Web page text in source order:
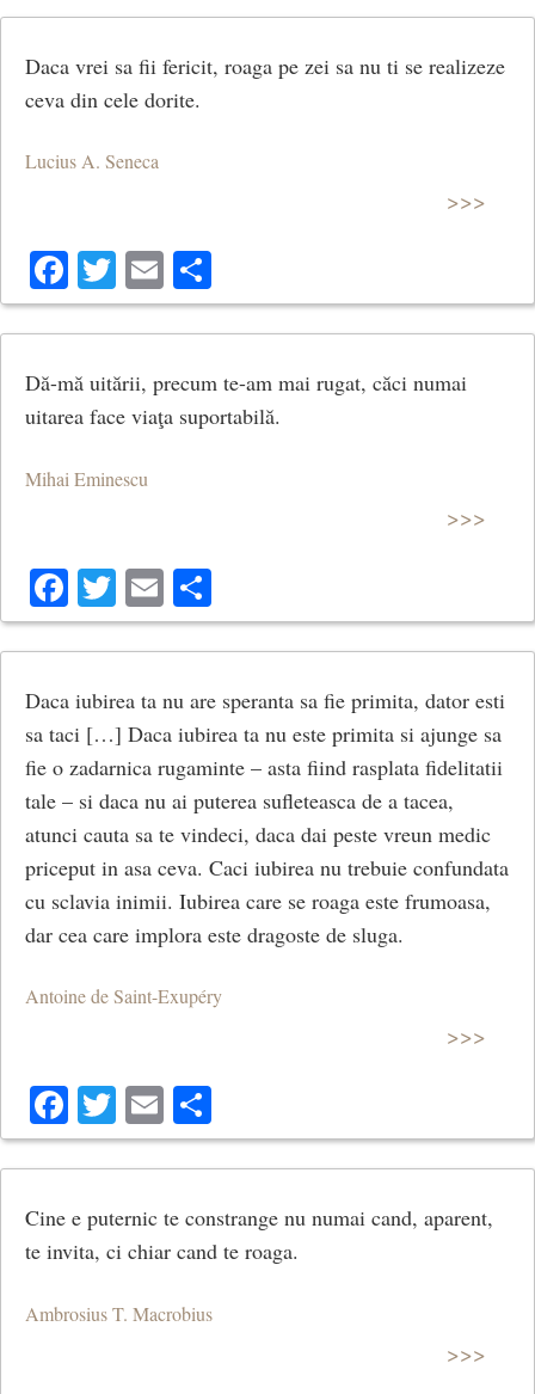
Daca vrei sa fii fericit, roaga pe zei sa nu ti se realizeze
ceva din cele dorite.
Lucius A. Seneca
>>>
Facebook
Twitter
Email
Dă-mă uitării, precum te-am mai rugat, căci numai
uitarea face viaţa suportabilă.
Mihai Eminescu
>>>
Facebook
Twitter
Email
Daca iubirea ta nu are speranta sa fie primita, dator esti
sa taci […] Daca iubirea ta nu este primita si ajunge sa
fie o zadarnica rugaminte – asta fiind rasplata fidelitatii
tale – si daca nu ai puterea sufleteasca de a tacea,
atunci cauta sa te vindeci, daca dai peste vreun medic
priceput in asa ceva. Caci iubirea nu trebuie confundata
cu sclavia inimii. Iubirea care se roaga este frumoasa,
dar cea care implora este dragoste de sluga.
Antoine de Saint-Exupéry
>>>
Facebook
Twitter
Email
Cine e puternic te constrange nu numai cand, aparent,
te invita, ci chiar cand te roaga.
Ambrosius T. Macrobius
>>>